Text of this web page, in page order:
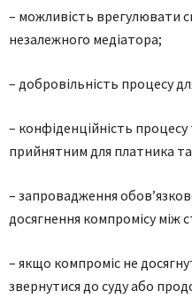
– можливість врегулювати
незалежного медіатора;
– добровільність процесу
– конфіденційність
прийнятним для платника
– запровадження
досягнення компромісу між
– якщо компроміс не
звернутися до суду або